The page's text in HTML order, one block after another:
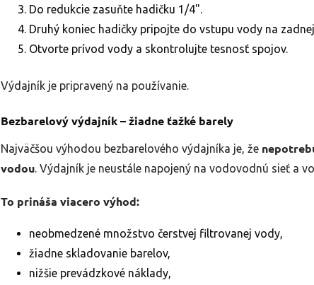
Do redukcie zasuňte hadičku 1/4".
Druhý koniec hadičky pripojte do vstupu vody na
Otvorte prívod vody a skontrolujte tesnosť spojov.
Výdajník je pripravený na používanie.
Bezbarelový výdajník – žiadne ťažké barely
Najväčšou výhodou bezbarelového výdajníka je, že
vodou. Výdajník je neustále napojený na vodovodnú sieť a
To prináša viacero výhod:
neobmedzené množstvo čerstvej filtrovanej vody,
žiadne skladovanie barelov,
nižšie prevádzkové náklady,